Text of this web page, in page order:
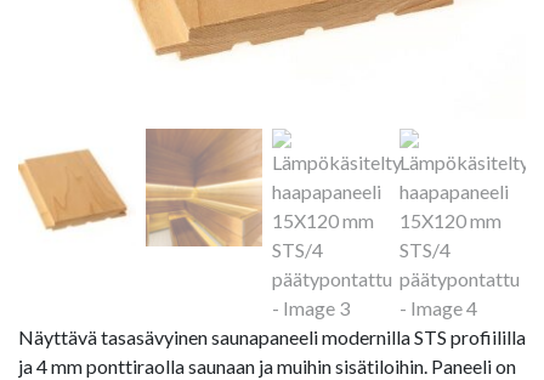
Näyttävä tasasävyinen saunapaneeli modernilla STS profiililla
ja 4 mm ponttiraolla saunaan ja muihin sisätiloihin. Paneeli on